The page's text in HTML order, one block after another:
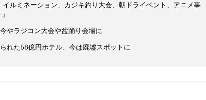
イルミネーション、カジキ釣り大会、朝ドライベント、アニメ事
やラジコン大会や盆踊り会場に
れた58億円ホテル、今は廃墟スポットに